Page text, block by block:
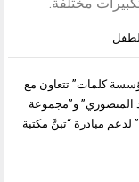
كلمات” تتعاون مع
المنصوري” و”مجموعة
لدعم مبادرة “تبنَّ مكتبة